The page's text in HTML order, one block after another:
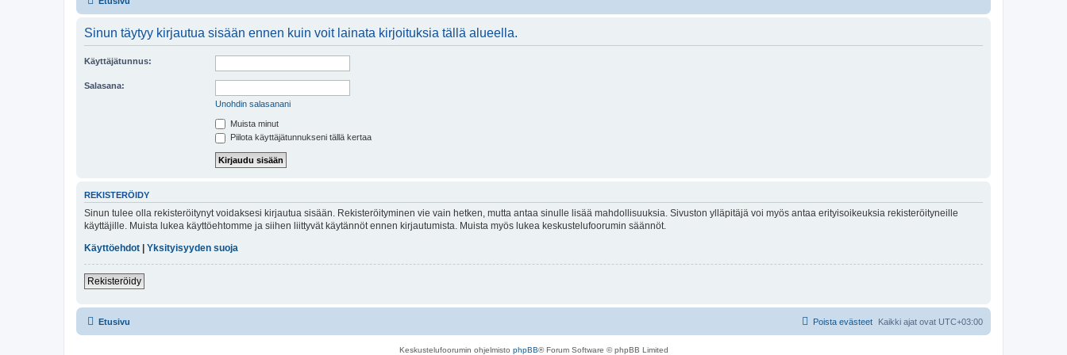
Sinun täytyy kirjautua sisään ennen kuin voit lainata kirjoituksia tällä alueella.
Käyttäjätunnus:
Salasana:
Unohdin salasanani
Muista minut
Piilota käyttäjätunnukseni tällä kertaa
REKISTERÖIDY
Sinun tulee olla rekisteröitynyt voidaksesi kirjautua sisään. Rekisteröityminen vie vain hetken, mutta antaa sinulle lisää mahdollisuuksia. Sivuston ylläpitäjä voi myös antaa erityisoikeuksia rekisteröityneille
käyttäjille. Muista lukea käyttöehtomme ja siihen liittyvät käytännöt ennen kirjautumista. Muista myös lukea keskustelufoorumin säännöt.
Käyttöehdot
Yksityisyyden suoja
Rekisteröidy
Etusivu Kaikki ajat ovat UTC+03:00
Poista evästeet
Keskustelufoorumin ohjelmisto phpBB® Forum Software © phpBB Limited